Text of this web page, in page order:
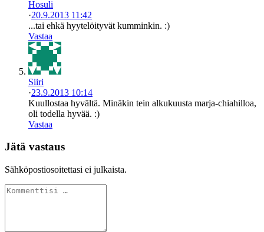
Hosuli
·20.9.2013 11:42
...tai ehkä hyytelöityvät kumminkin. :)
Vastaa
Siiri
·23.9.2013 10:14
Kuullostaa hyvältä. Minäkin tein alkukuusta marja-chiahilloa,
oli todella hyvää. :)
Vastaa
Jätä vastaus
Sähköpostiosoitettasi ei julkaista.